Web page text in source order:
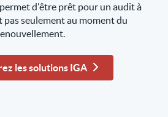
d'être prêt pour un audit à
seulement au moment du
les solutions IGA